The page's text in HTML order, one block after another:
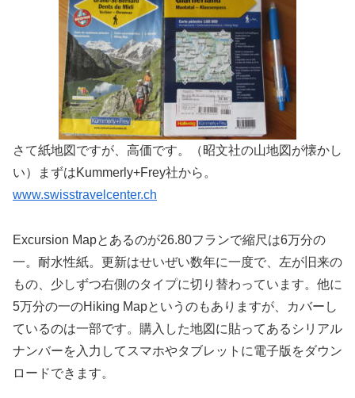
さて紙地図ですが、高価です。（昭文社の山地図が懐かし
い）まずはKummerly+Frey社から。
www.swisstravelcenter.ch
Excursion Mapとあるのが26.80フランで縮尺は6万分の
一。耐水性紙。更新はせいぜい数年に一度で、左が旧来の
もの、少しずつ右側のタイプに切り替わっています。他に
5万分の一のHiking Mapというのもありますが、カバーし
ているのは一部です。購入した地図に貼ってあるシリアル
ナンバーを入力してスマホやタブレットに電子版をダウン
ロードできます。